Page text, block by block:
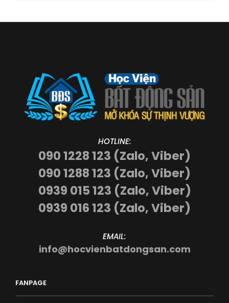
HOTLINE:
090 1228 123 (Zalo, Viber)
090 1288 123 (Zalo, Viber)
0939 015 123 (Zalo, Viber)
0939 016 123 (Zalo, Viber)
EMAIL:
info@hocvienbatdongsan.com
FANPAGE